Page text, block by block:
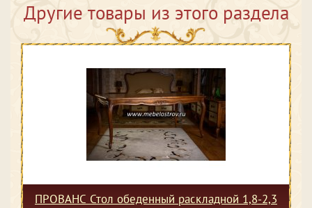
Другие товары из этого раздела
ПРОВАНС Стол обеденный раскладной 1,8-2,3